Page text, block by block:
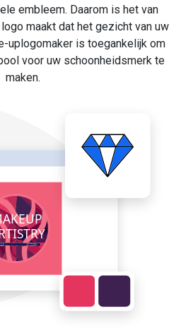
embleem. Daarom is het van
maakt dat het gezicht van uw
uplogomaker is toegankelijk om
voor uw schoonheidsmerk te
maken.